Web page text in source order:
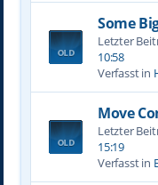
Some
Letzter
10:58
Verfasst in
Move
Letzter
15:19
Verfasst in